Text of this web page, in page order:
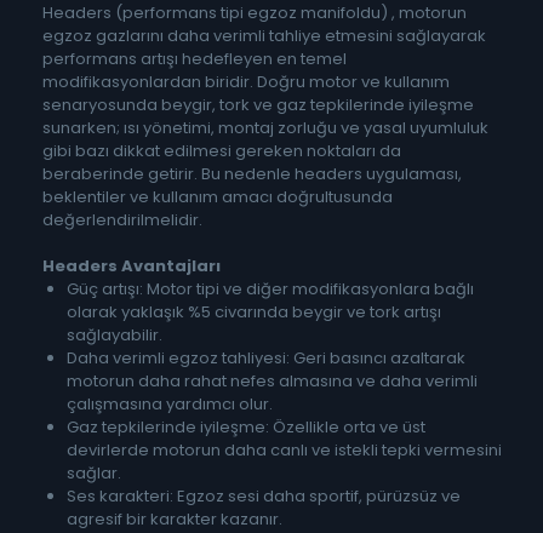
Headers (performans tipi egzoz manifoldu) , motorun
egzoz gazlarını daha verimli tahliye etmesini sağlayarak
performans artışı hedefleyen en temel
modifikasyonlardan biridir. Doğru motor ve kullanım
senaryosunda beygir, tork ve gaz tepkilerinde iyileşme
sunarken; ısı yönetimi, montaj zorluğu ve yasal uyumluluk
gibi bazı dikkat edilmesi gereken noktaları da
beraberinde getirir. Bu nedenle headers uygulaması,
beklentiler ve kullanım amacı doğrultusunda
değerlendirilmelidir.
Headers Avantajları
Güç artışı: Motor tipi ve diğer modifikasyonlara bağlı
olarak yaklaşık %5 civarında beygir ve tork artışı
sağlayabilir.
Daha verimli egzoz tahliyesi: Geri basıncı azaltarak
motorun daha rahat nefes almasına ve daha verimli
çalışmasına yardımcı olur.
Gaz tepkilerinde iyileşme: Özellikle orta ve üst
devirlerde motorun daha canlı ve istekli tepki vermesini
sağlar.
Ses karakteri: Egzoz sesi daha sportif, pürüzsüz ve
agresif bir karakter kazanır.